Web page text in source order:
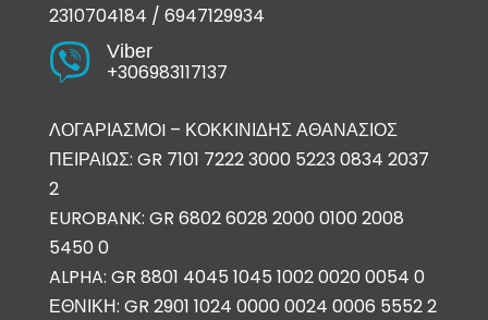
2310704184 / 6947129934
 Viber
+306983117137
ΛΟΓΑΡΙΑΣΜΟI – ΚΟΚΚΙΝΙΔΗΣ ΑΘΑΝΑΣΙΟΣ
ΠΕΙΡΑΙΩΣ: GR 7101 7222 3000 5223 0834 2037
2
EUROBANK: GR 6802 6028 2000 0100 2008
5450 0
ALPHA: GR 8801 4045 1045 1002 0020 0054 0
ΕΘΝΙΚΗ: GR 2901 1024 0000 0024 0006 5552 2